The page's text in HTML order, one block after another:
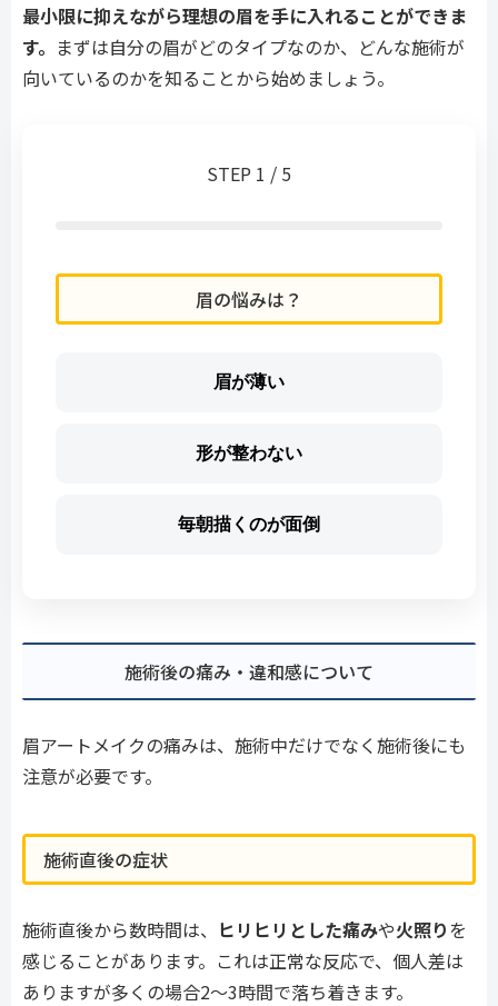
最小限に抑えながら理想の眉を手に入れることができま
す。 まずは自分の眉がどのタイプなのか、どんな施術が
向いているのかを知ることから始めましょう。
STEP 1 / 5
眉の悩みは？
眉が薄い
形が整わない
毎朝描くのが面倒
施術後の痛み・違和感について
眉アートメイクの痛みは、施術中だけでなく施術後にも
注意が必要です。
施術直後の症状
施術直後から数時間は、 ヒリヒリとした痛みや火照りを
感じることがあります。これは正常な反応で、個人差は
ありますが多くの場合2〜3時間で落ち着きます。